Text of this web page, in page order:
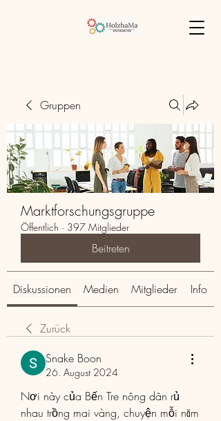
Gruppen
Marktforschungsgruppe
Öffentlich · 397 Mitglieder
Beitreten
Diskussionen Medien Mitglieder Info
Zurück
Snake Boon
26. August 2024
Nơi này của Bến Tre nông dân rủ
nhau trồng mai vàng, chuyện mỗi năm